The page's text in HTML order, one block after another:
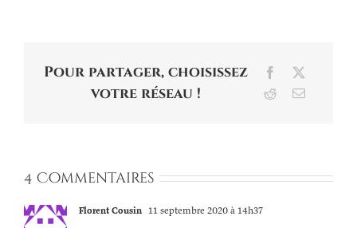
Pour partager, choisissez
votre réseau !
Facebook
RedditEmail
4 Commentaires
Florent Cousin 11 septembre 2020 à 14h37